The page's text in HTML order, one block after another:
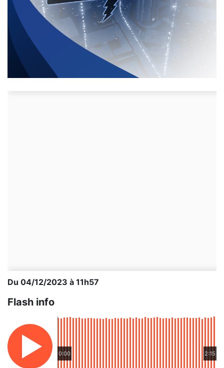
Du 04/12/2023 à 11h57
Flash info
0:00 2:15